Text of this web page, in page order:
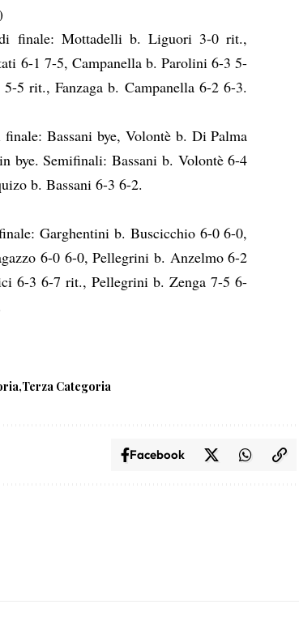
finale: Mottadelli b. Liguori 3-0 rit.,
6-1 7-5, Campanellab. Parolini 6-3 5-
5-5 rit.,Fanzaga b. Campanella6-2 6-3.
finale: Bassani bye, Volontè b. Di Palma
bye.Semifinali: Bassani b. Volontè6-4
b.Bassani 6-3 6-2.
Garghentini b. Buscicchio 6-0 6-0,
6-0 6-0,Pellegrini b. Anzelmo 6-2
6-3 6-7 rit.,Pellegrini b.Zenga 7-5 6-
Terza Categoria
Facebook